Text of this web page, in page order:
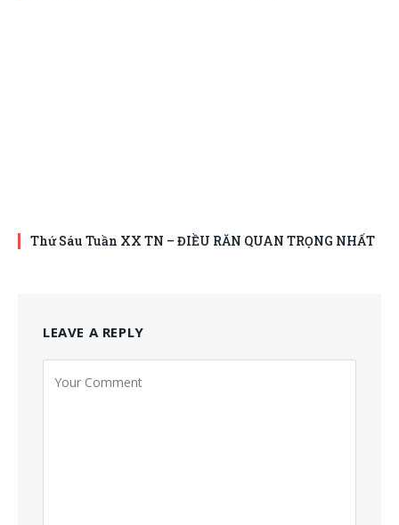
Thứ Sáu Tuần XX TN – ĐIỀU RĂN QUAN TRỌNG NHẤT
LEAVE A REPLY